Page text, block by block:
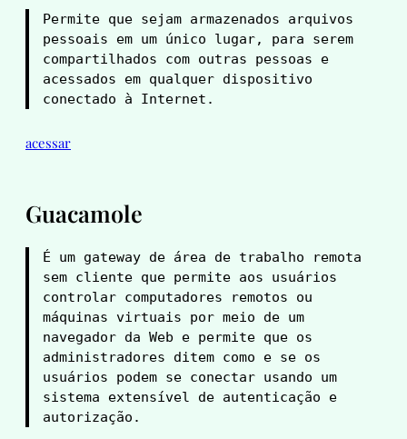
Permite que sejam armazenados arquivos
pessoais em um único lugar, para serem
compartilhados com outras pessoas e
acessados em qualquer dispositivo
conectado à Internet.
acessar
Guacamole
É um gateway de área de trabalho remota
sem cliente que permite aos usuários
controlar computadores remotos ou
máquinas virtuais por meio de um
navegador da Web e permite que os
administradores ditem como e se os
usuários podem se conectar usando um
sistema extensível de autenticação e
autorização.